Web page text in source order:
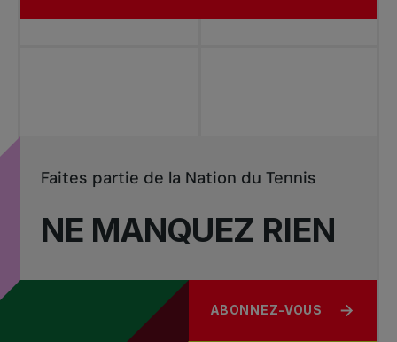
NE MANQUEZ RIEN
Faites partie de la Nation du Tennis
ABONNEZ-VOUS